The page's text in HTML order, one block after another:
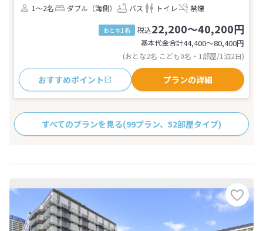
1～2名
ダブル（海側） バス トイレ 禁煙
おとな1名 税込22,200～40,200円
基本代金合計44,400〜80,400円
(おとな2名 こども0名・1部屋/1泊2日)
おすすめポイント プランの詳細
すべてのプランを見る(99プラン、52部屋タイプ)